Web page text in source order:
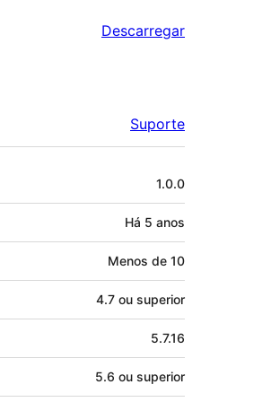
Descarregar
Suporte
1.0.0
Há 5 anos
Menos de 10
4.7 ou superior
5.7.16
5.6 ou superior